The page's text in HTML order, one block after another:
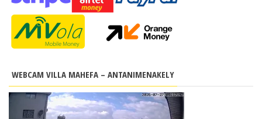
WEBCAM VILLA MAHEFA – ANTANIMENAKELY